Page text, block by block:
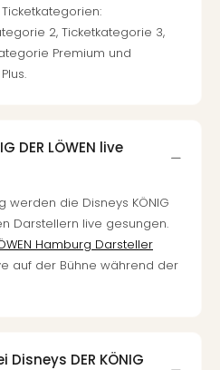
2, Ticketkategorie 3,
Premium und
DER LÖWEN live
werden die Disneys KÖNIG
Darstellern live gesungen.
Hamburg Darsteller
auf der Bühne während der
DER KÖNIG